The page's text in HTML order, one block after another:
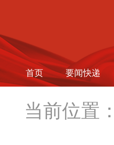
首页 要闻快递
当前位置：